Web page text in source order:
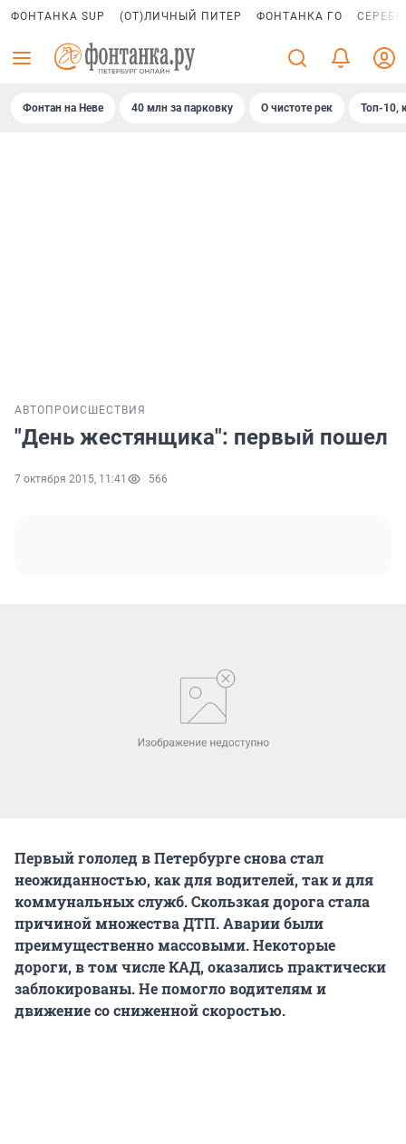
ФОНТАНКА SUP (ОТ)ЛИЧНЫЙ ПИТЕР ФОНТАНКА ГО
Фонтан на Неве 40 млн за парковку О чистоте рек Топ-10,
АВТО ПРОИСШЕСТВИЯ
"День жестянщика": первый пошел
7 октября 2015, 11:41 566
Первый гололед в Петербурге снова стал
неожиданностью, как для водителей, так и для
коммунальных служб. Скользкая дорога стала
причиной множества ДТП. Аварии были
преимущественно массовыми. Некоторые
дороги, в том числе КАД, оказались практически
заблокированы. Не помогло водителям и
движение со сниженной скоростью.